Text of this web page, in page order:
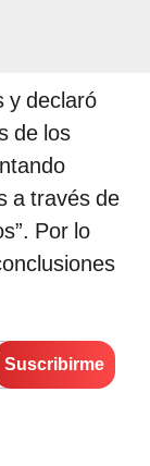
y declaró
de los
a través de
Por lo